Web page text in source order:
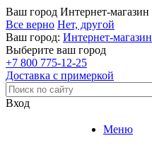
Ваш город Интернет-магазин
Все верно Нет, другой
Ваш город: Интернет-магазин
Выберите ваш город
+7 800 775-12-25
Доставка с примеркой
Вход
Меню